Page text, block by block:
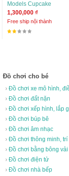
Models Cupcake
1,300,000 ₫
Free ship nội thành
Đồ chơi cho bé
› Đồ chơi xe mô hình,
› Đồ chơi đất nặn
› Đồ chơi xếp hình, lắp
› Đồ chơi búp bê
› Đồ chơi âm nhạc
› Đồ chơi thông minh, trí
› Đồ chơi bằng bông vải
› Đồ chơi điện tử
› Đồ chơi nhà bếp